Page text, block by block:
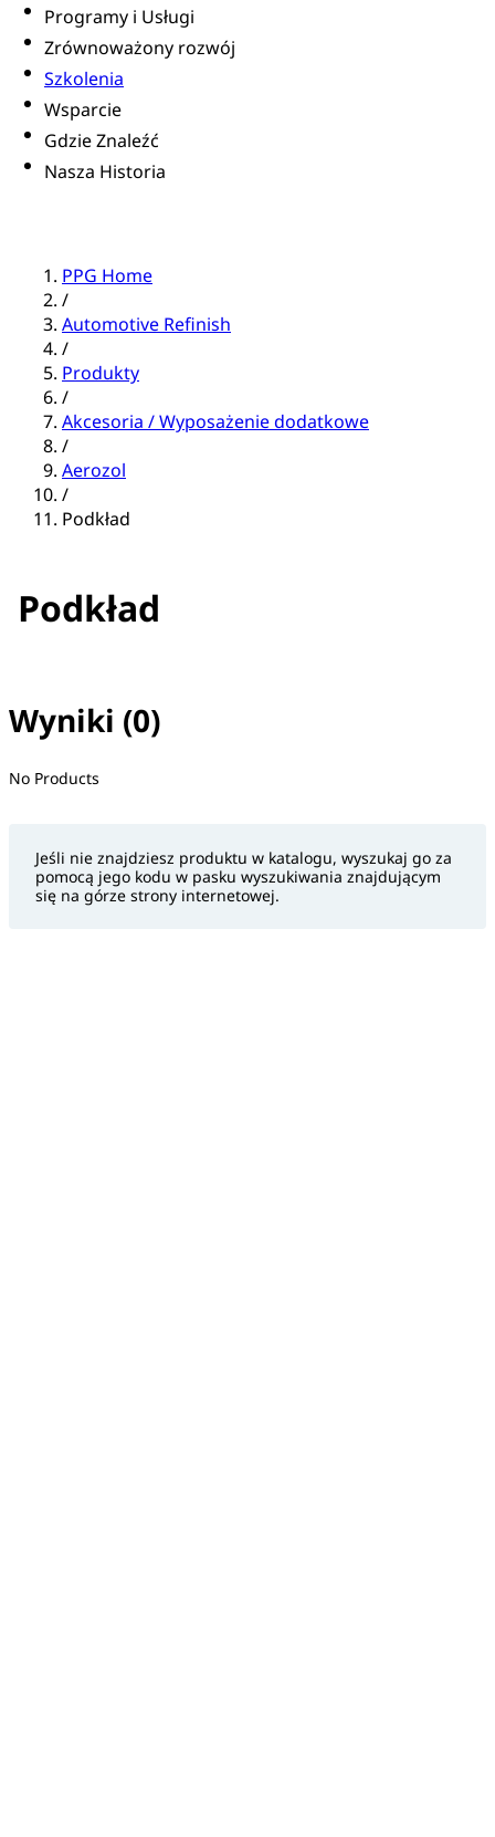
Programy i Usługi
Zrównoważony rozwój
Szkolenia
Wsparcie
Gdzie Znaleźć
Nasza Historia
PPG Home
/
Automotive Refinish
/
Produkty
/
Akcesoria / Wyposażenie dodatkowe
/
Aerozol
/
Podkład
Podkład
Wyniki (0)
No filter(s) selected
No Products
Jeśli nie znajdziesz produktu w katalogu, wyszukaj go za
pomocą jego kodu w pasku wyszukiwania znajdującym
się na górze strony internetowej.